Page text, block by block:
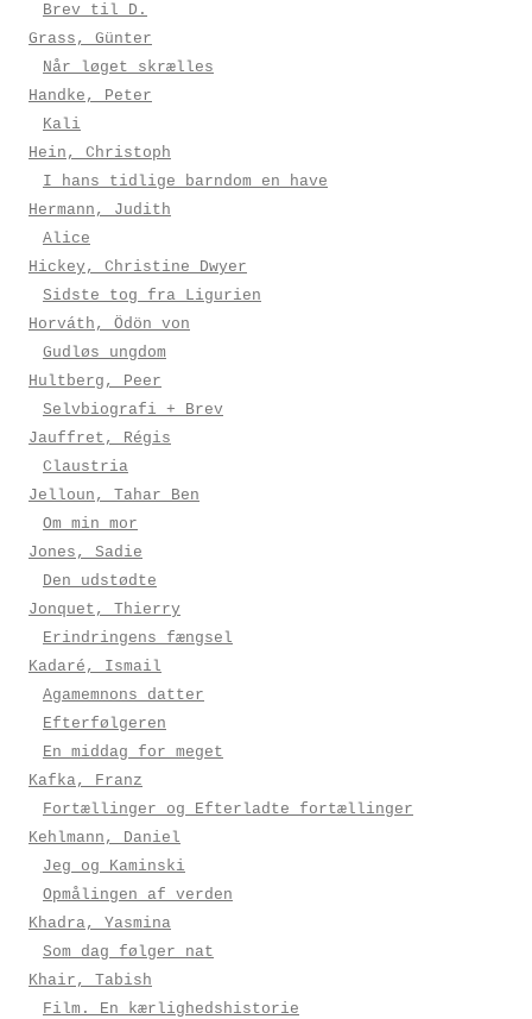
Brev til D.
Grass, Günter
Når løget skrælles
Handke, Peter
Kali
Hein, Christoph
I hans tidlige barndom en have
Hermann, Judith
Alice
Hickey, Christine Dwyer
Sidste tog fra Ligurien
Horváth, Ödön von
Gudløs ungdom
Hultberg, Peer
Selvbiografi + Brev
Jauffret, Régis
Claustria
Jelloun, Tahar Ben
Om min mor
Jones, Sadie
Den udstødte
Jonquet, Thierry
Erindringens fængsel
Kadaré, Ismail
Agamemnons datter
Efterfølgeren
En middag for meget
Kafka, Franz
Fortællinger og Efterladte fortællinger
Kehlmann, Daniel
Jeg og Kaminski
Opmålingen af verden
Khadra, Yasmina
Som dag følger nat
Khair, Tabish
Film. En kærlighedshistorie